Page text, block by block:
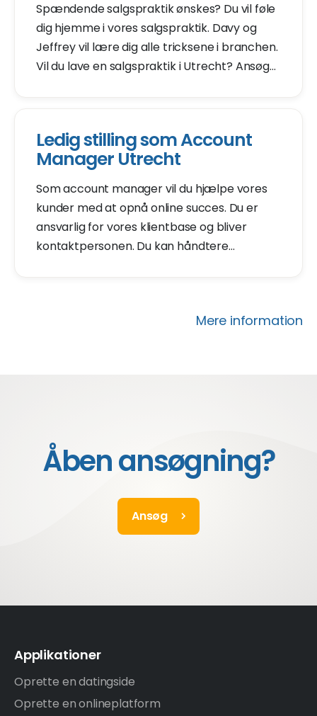
Spændende salgspraktik ønskes? Du vil føle
dig hjemme i vores salgspraktik. Davy og
Jeffrey vil lære dig alle tricksene i branchen.
Vil du lave en salgspraktik i Utrecht? Ansøg
Ledig stilling som Account
Manager Utrecht
Som account manager vil du hjælpe vores
kunder med at opnå online succes. Du er
ansvarlig for vores klientbase og bliver
kontaktpersonen. Du kan håndtere
Mere information
Åben ansøgning?
Ansøg
Applikationer
Oprette en datingside
Oprette en onlineplatform